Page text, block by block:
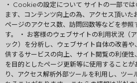
商品カテゴリ一覧
Worldwide Shipping Guide
ファミコン買取通販 中古 ディスクシス
ゲーム買取 .電池
・ Cookieの設定について サイトの一部で
ます、コンテンツ向上の為、アクセス頂いた
ページのアクセス数、訪問回数等などを参照
す。 ・ お客様のウェブサイトの利用状況（
ック）を分析し、ウェブサイト自体の改善
供するサービスの向上、サイト閲覧の利便
を目的としたページ更新等に使用することが
り、アクセス解析外部ツールを利用し、ツー